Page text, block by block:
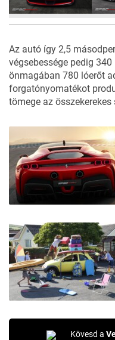
Az autó így 2,5
végsebessége pedig
önmagában 780 lóerőt
forgatónyomatékot
tömege az
Kövesd a